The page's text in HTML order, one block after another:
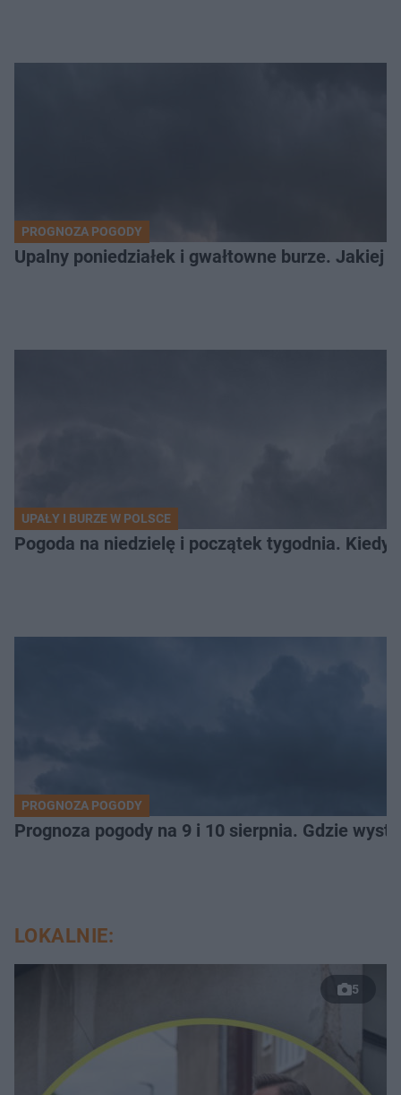
PROGNOZA POGODY
Upalny poniedziałek i gwałtowne burze. Jakiej
UPAŁY I BURZE W POLSCE
Pogoda na niedzielę i początek tygodnia. Kiedy
PROGNOZA POGODY
Prognoza pogody na 9 i 10 sierpnia. Gdzie
LOKALNIE:
5